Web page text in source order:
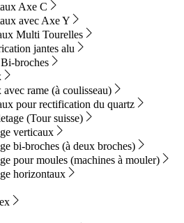
Axe C
avec Axe Y
Multi Tourelles
jantes alu
broches
rame (à coulisseau)
pour rectification du quartz
(Tour suisse)
verticaux
bi-broches (à deux broches)
pour moules (machines à mouler)
horizontaux